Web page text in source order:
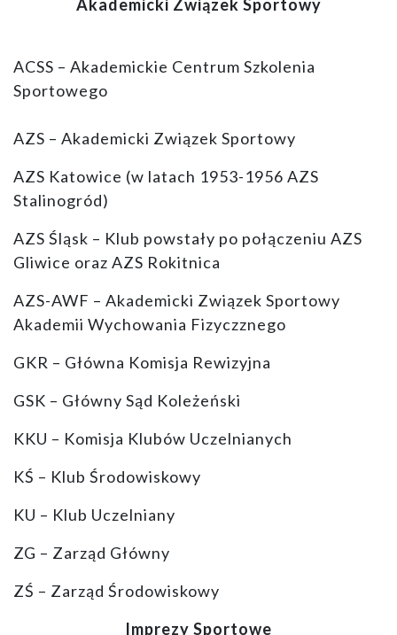
Akademicki Związek Sportowy
ACSS – Akademickie Centrum Szkolenia
Sportowego
AZS – Akademicki Związek Sportowy
AZS Katowice (w latach 1953-1956 AZS
Stalinogród)
AZS Śląsk – Klub powstały po połączeniu AZS
Gliwice oraz AZS Rokitnica
AZS-AWF – Akademicki Związek Sportowy
Akademii Wychowania Fizyczznego
GKR – Główna Komisja Rewizyjna
GSK – Główny Sąd Koleżeński
KKU – Komisja Klubów Uczelnianych
KŚ – Klub Środowiskowy
KU – Klub Uczelniany
ZG – Zarząd Główny
ZŚ – Zarząd Środowiskowy
Imprezy Sportowe